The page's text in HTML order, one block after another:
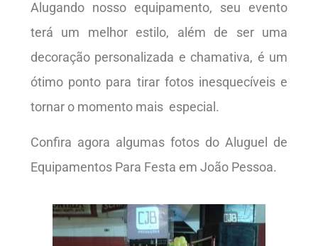
Alugando nosso equipamento, seu evento
terá um melhor estilo, além de ser uma
decoração personalizada e chamativa, é um
ótimo ponto para tirar fotos inesquecíveis e
tornar o momento mais especial.
Confira agora algumas fotos do Aluguel de
Equipamentos Para Festa em João Pessoa.